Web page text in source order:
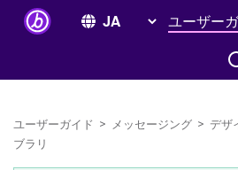
ユーザー
す
ユーザーガイド > メッセージング > デザ
ブラリ